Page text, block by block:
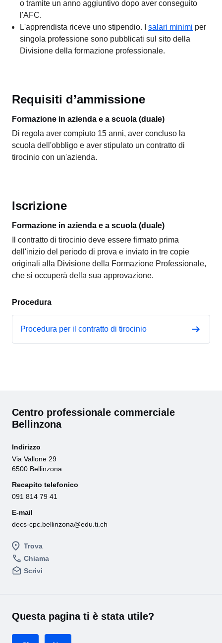
o tramite un anno aggiuntivo dopo aver conseguito
l'AFC.
L'apprendista riceve uno stipendio. I salari minimi per
singola professione sono pubblicati sul sito della
Divisione della formazione professionale.
Requisiti d’ammissione
Formazione in azienda e a scuola (duale)
Di regola aver compiuto 15 anni, aver concluso la
scuola dell'obbligo e aver stipulato un contratto di
tirocinio con un'azienda.
Iscrizione
Formazione in azienda e a scuola (duale)
Il contratto di tirocinio deve essere firmato prima
dell'inizio del periodo di prova e inviato in tre copie
originali alla Divisione della Formazione Professionale,
che si occuperà della sua approvazione.
Procedura
Procedura per il contratto di tirocinio
Centro professionale commerciale
Bellinzona
Trova
Chiama
Scrivi
Indirizzo
Via Vallone 29
6500 Bellinzona
Recapito telefonico
091 814 79 41
E-mail
decs-cpc.bellinzona@edu.ti.ch
Questa pagina ti è stata utile?